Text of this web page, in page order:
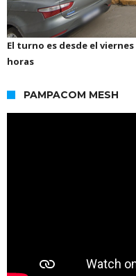
El turno es desde el viernes
horas
PAMPACOM MESH